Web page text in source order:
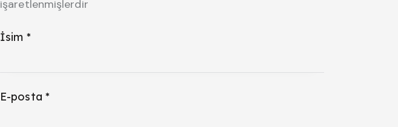
işaretlenmişlerdir
İsim *
E-posta *